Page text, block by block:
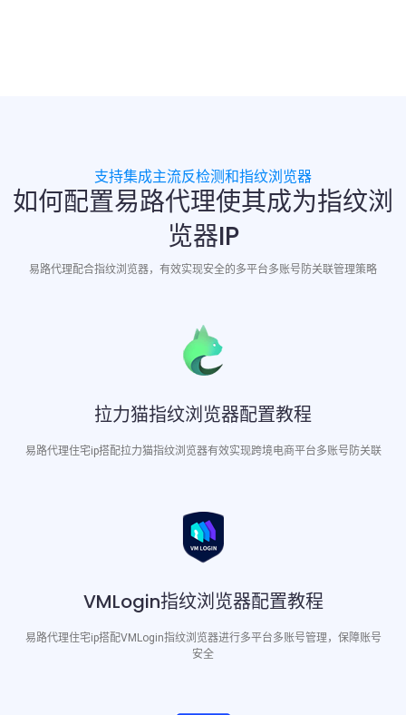
支持集成主流反检测和指纹浏览器
如何配置易路代理使其成为指纹浏
览器IP
易路代理配合指纹浏览器，有效实现安全的多平台多账号防关联管理策略
拉力猫指纹浏览器配置教程
易路代理住宅ip搭配拉力猫指纹浏览器有效实现跨境电商平台多账号防关联
VMLogin指纹浏览器配置教程
易路代理住宅ip搭配VMLogin指纹浏览器进行多平台多账号管理，保障账号
安全